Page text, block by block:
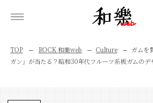
TOP ROCK 和樂web Culture
ガムを
ガン」が当たる？昭和30年代フルーツ系板ガムのデ